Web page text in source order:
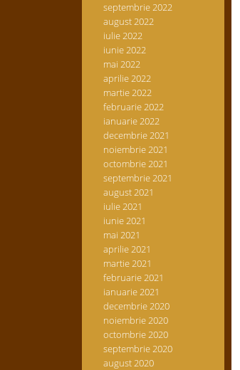
septembrie 2022
august 2022
iulie 2022
iunie 2022
mai 2022
aprilie 2022
martie 2022
februarie 2022
ianuarie 2022
decembrie 2021
noiembrie 2021
octombrie 2021
septembrie 2021
august 2021
iulie 2021
iunie 2021
mai 2021
aprilie 2021
martie 2021
februarie 2021
ianuarie 2021
decembrie 2020
noiembrie 2020
octombrie 2020
septembrie 2020
august 2020